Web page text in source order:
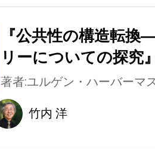
『公共性の構造転
リーについての探究
著者:ユルゲン・ハーバーマ
竹内 洋